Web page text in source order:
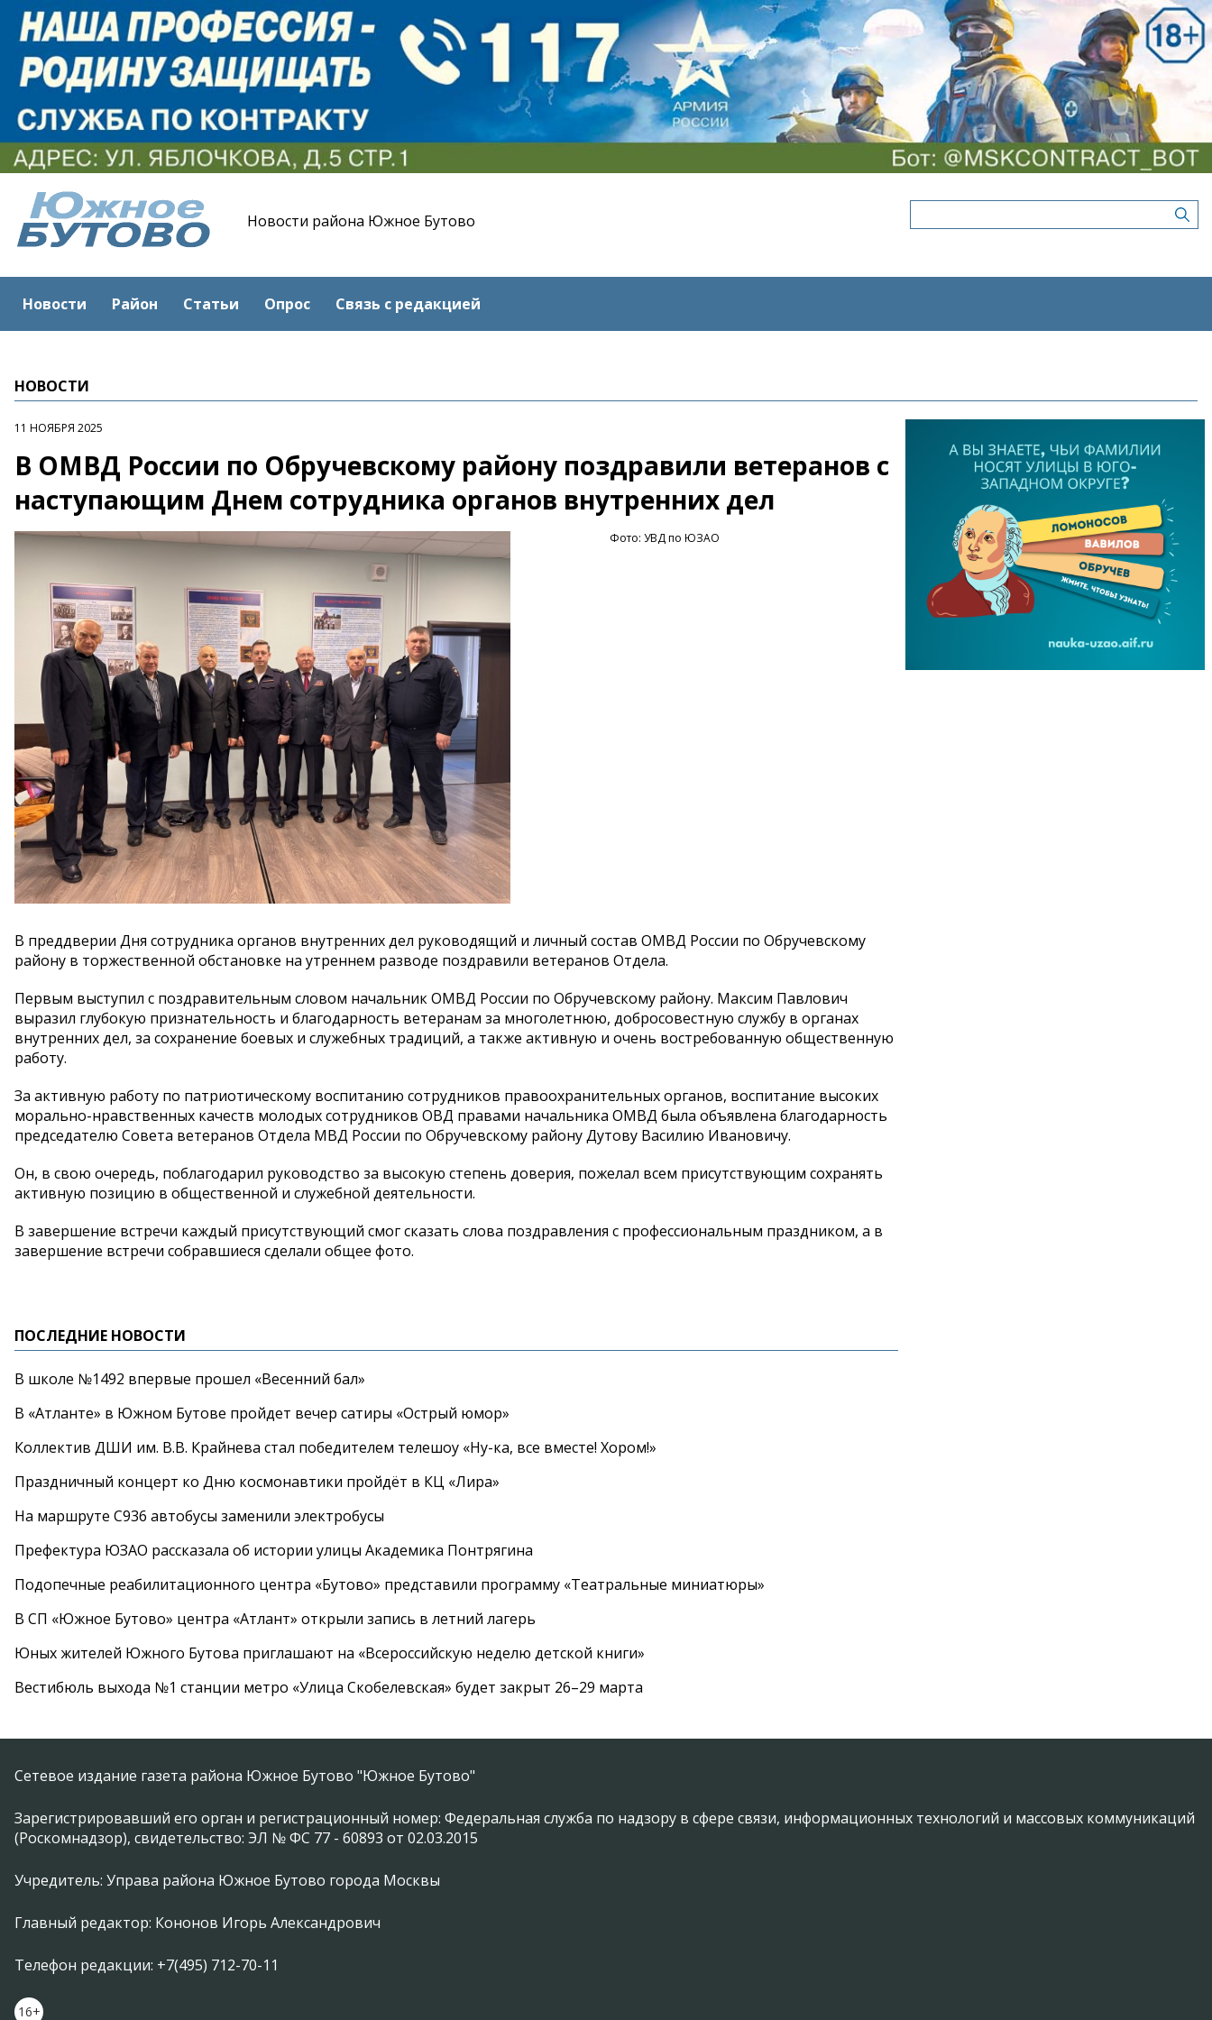
Новости района Южное Бутово
Новости Район Статьи Опрос Связь с редакцией
НОВОСТИ
11 НОЯБРЯ 2025
В ОМВД России по Обручевскому району поздравили ветеранов с
наступающим Днем сотрудника органов внутренних дел
Фото: УВД по ЮЗАО
В преддверии Дня сотрудника органов внутренних дел руководящий и личный состав ОМВД России по Обручевскому
району в торжественной обстановке на утреннем разводе поздравили ветеранов Отдела.
Первым выступил с поздравительным словом начальник ОМВД России по Обручевскому району. Максим Павлович
выразил глубокую признательность и благодарность ветеранам за многолетнюю, добросовестную службу в органах
внутренних дел, за сохранение боевых и служебных традиций, а также активную и очень востребованную общественную
работу.
За активную работу по патриотическому воспитанию сотрудников правоохранительных органов, воспитание высоких
морально-нравственных качеств молодых сотрудников ОВД правами начальника ОМВД была объявлена благодарность
председателю Совета ветеранов Отдела МВД России по Обручевскому району Дутову Василию Ивановичу.
Он, в свою очередь, поблагодарил руководство за высокую степень доверия, пожелал всем присутствующим сохранять
активную позицию в общественной и служебной деятельности.
В завершение встречи каждый присутствующий смог сказать слова поздравления с профессиональным праздником, а в
завершение встречи собравшиеся сделали общее фото.
ПОСЛЕДНИЕ НОВОСТИ
В школе №1492 впервые прошел «Весенний бал»
В «Атланте» в Южном Бутове пройдет вечер сатиры «Острый юмор»
Коллектив ДШИ им. В.В. Крайнева стал победителем телешоу «Ну-ка, все вместе! Хором!»
Праздничный концерт ко Дню космонавтики пройдёт в КЦ «Лира»
На маршруте С936 автобусы заменили электробусы
Префектура ЮЗАО рассказала об истории улицы Академика Понтрягина
Подопечные реабилитационного центра «Бутово» представили программу «Театральные миниатюры»
В СП «Южное Бутово» центра «Атлант» открыли запись в летний лагерь
Юных жителей Южного Бутова приглашают на «Всероссийскую неделю детской книги»
Вестибюль выхода №1 станции метро «Улица Скобелевская» будет закрыт 26–29 марта
Сетевое издание газета района Южное Бутово "Южное Бутово"
Зарегистрировавший его орган и регистрационный номер: Федеральная служба по надзору в сфере связи, информационных технологий и массовых коммуникаций
(Роскомнадзор), свидетельство: ЭЛ № ФС 77 - 60893 от 02.03.2015
Учредитель: Управа района Южное Бутово города Москвы
Главный редактор: Кононов Игорь Александрович
Телефон редакции: +7(495) 712-70-11
16+